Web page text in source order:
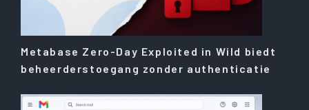
Metabase Zero-Day Exploited in Wild biedt
beheerderstoegang zonder authenticatie